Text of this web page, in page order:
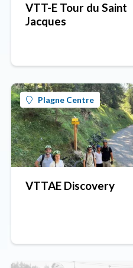
VTT-E Tour du Saint
Jacques
Plagne Centre
VTTAE Discovery